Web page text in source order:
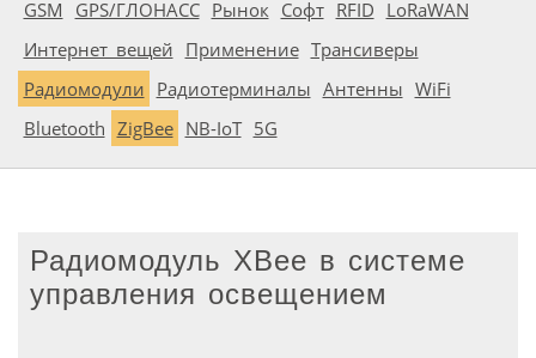
GSM GPS/ГЛОНАСС Рынок Софт RFID LoRaWAN
Интернет вещей Применение Трансиверы
Радиомодули Радиотерминалы Антенны WiFi
Bluetooth ZigBee NB-IoT 5G
Радиомодуль XBee в системе
управления освещением